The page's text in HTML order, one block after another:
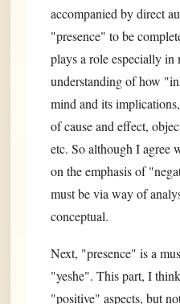
accompanied by direct
"presence" to be
plays a role especially in
understanding of how
mind and its
of cause and effect,
etc. So although I agree
on the emphasis of
must be via way of
conceptual.
Next, "presence" is a
"yeshe". This part, I
"positive" aspects, but